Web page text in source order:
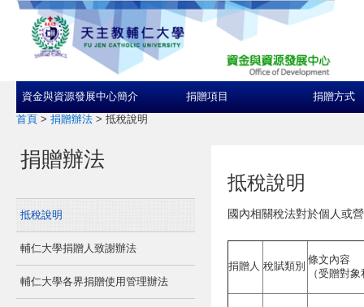
資金與資源發展中心簡介 捐贈項目 捐贈方式
首頁 > 捐贈辦法 > 抵稅說明
捐贈辦法
抵稅說明
輔仁大學捐贈人致謝辦法
輔仁大學各界捐贈使用管理辦法
抵稅說明
國內相關稅法對於個人或
捐贈人 稅賦類別
條文內容
（受贈對